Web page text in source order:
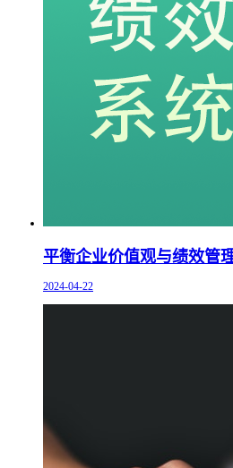
平衡企业价值观与绩效管
2024-04-22